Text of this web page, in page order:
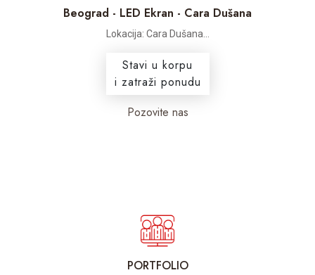
Beograd - LED Ekran - Cara Dušana
Lokacija: Cara Dušana...
Stavi u korpu
i zatraži ponudu
Pozovite nas
PORTFOLIO